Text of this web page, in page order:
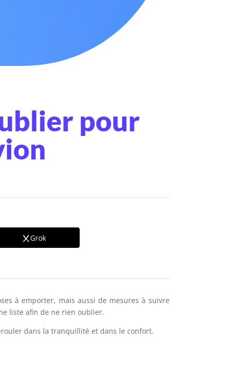
pour
Grok
à emporter, mais aussi de mesures à suivre
liste afin de ne rien oublier.
dans la tranquillité et dans le confort.